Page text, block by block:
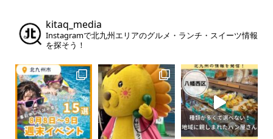
kitaq_media
Instagramで北九州エリアのグルメ・ランチ・スイーツ情報
を探そう！